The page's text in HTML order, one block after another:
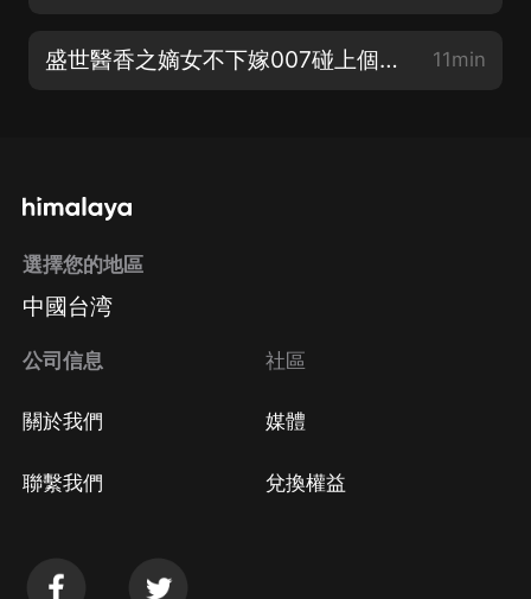
盛世醫香之嫡女不下嫁007碰上個狠茬 11min
選擇您的地區
中國台湾
公司信息
關於我們
聯繫我們
社區
媒體
兌換權益